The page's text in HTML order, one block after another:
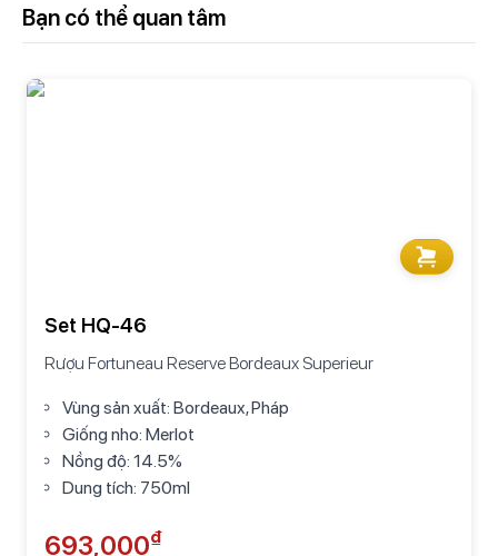
Bạn có thể quan tâm
Set HQ-46
Rượu Fortuneau Reserve Bordeaux Superieur
Vùng sản xuất: Bordeaux, Pháp
Giống nho: Merlot
Nồng độ: 14.5%
Dung tích: 750ml
693,000₫